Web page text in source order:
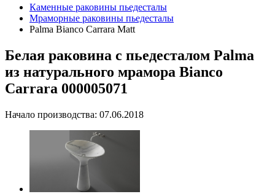
Каменные раковины пьедесталы
Мраморные раковины пьедесталы
Palma Bianco Carrara Matt
Белая раковина с пьедесталом Palma
из натурального мрамора Bianco
Carrara 000005071
Начало производства: 07.06.2018